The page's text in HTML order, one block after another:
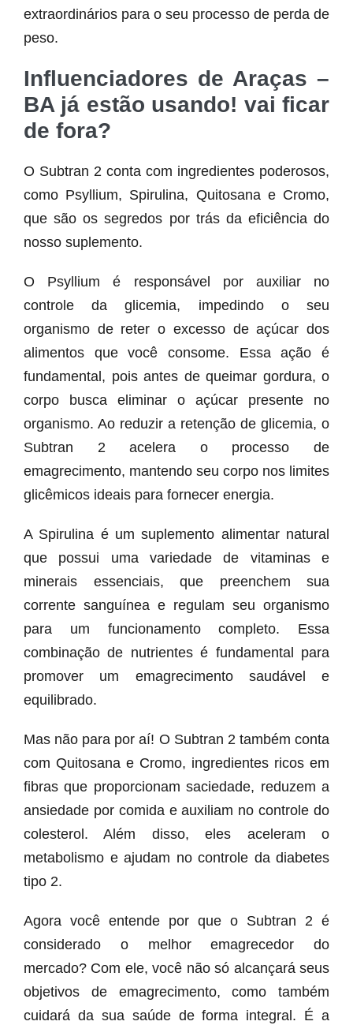
extraordinários para o seu processo de perda de
peso.
Influenciadores de Araças –
BA já estão usando! vai ficar
de fora?
O Subtran 2 conta com ingredientes poderosos,
como Psyllium, Spirulina, Quitosana e Cromo,
que são os segredos por trás da eficiência do
nosso suplemento.
O Psyllium é responsável por auxiliar no
controle da glicemia, impedindo o seu
organismo de reter o excesso de açúcar dos
alimentos que você consome. Essa ação é
fundamental, pois antes de queimar gordura, o
corpo busca eliminar o açúcar presente no
organismo. Ao reduzir a retenção de glicemia, o
Subtran 2 acelera o processo de
emagrecimento, mantendo seu corpo nos limites
glicêmicos ideais para fornecer energia.
A Spirulina é um suplemento alimentar natural
que possui uma variedade de vitaminas e
minerais essenciais, que preenchem sua
corrente sanguínea e regulam seu organismo
para um funcionamento completo. Essa
combinação de nutrientes é fundamental para
promover um emagrecimento saudável e
equilibrado.
Mas não para por aí! O Subtran 2 também conta
com Quitosana e Cromo, ingredientes ricos em
fibras que proporcionam saciedade, reduzem a
ansiedade por comida e auxiliam no controle do
colesterol. Além disso, eles aceleram o
metabolismo e ajudam no controle da diabetes
tipo 2.
Agora você entende por que o Subtran 2 é
considerado o melhor emagrecedor do
mercado? Com ele, você não só alcançará seus
objetivos de emagrecimento, como também
cuidará da sua saúde de forma integral. É a